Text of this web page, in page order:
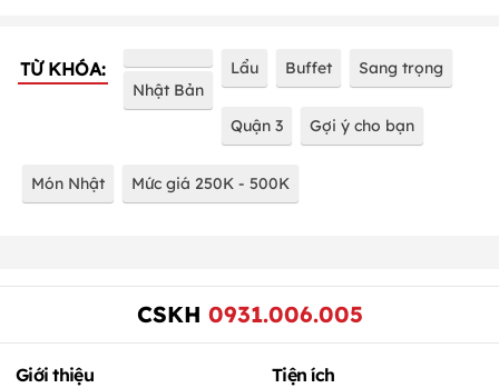
TỪ KHÓA:
Nhật Bản
Lẩu Buffet Sang trọng
Quận 3 Gợi ý cho bạn
Món Nhật Mức giá 250K - 500K
CSKH 0931.006.005
Giới thiệu Tiện ích